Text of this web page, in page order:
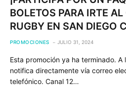
BOLETOS PARA IRTE
RUGBY EN SAN DIEGO
PROMOCIONES JULIO 31, 2024
Esta promoción ya ha terminado. A
notifica directamente vía correo
telefónico. Canal 12…